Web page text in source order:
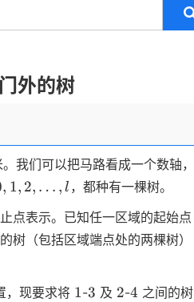
外的树
。我们可以把马路看成一个数轴，
, 1, 2, … , l ，都种有一棵树。
点表示。已知任一区域的起始点
树（包括区域端点处的两棵树）
，现要求将 1
1-3
3 及 2
2-4
4 之间的树